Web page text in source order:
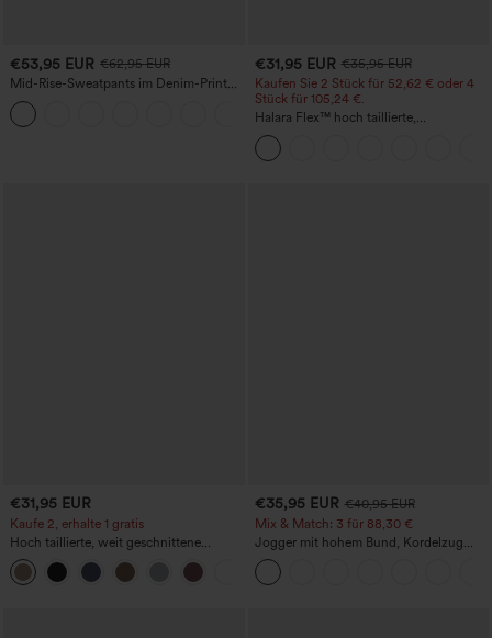
€53,95 EUR €62,95 EUR
Mid-Rise-Sweatpants im Denim-Print
aus French Terry, lässig, mit Taschen
€31,95 EUR €35,95 EUR
Kaufen Sie 2 Stück für 52,62 € oder 4
Stück für 105,24 €.
Halara Flex™ hoch taillierte,
figurformende Arbeitshose, die die Taille
schmaler wirken lässt, mit Taschen,
weitem Bein und Mikro-Waffelstruktur
€31,95 EUR
Kaufe 2, erhalte 1 gratis
Hoch taillierte, weit geschnittene
Freizeithose aus Leinenmischung mit
Kordelzug und Taschen
€35,95 EUR €40,95 EUR
Mix & Match: 3 für 88,30 €
Jogger mit hohem Bund, Kordelzug
und Raffung, schmal zulaufend,
schnelltrocknend mit kühlendem Griff,
mit Taschen - UPF40+